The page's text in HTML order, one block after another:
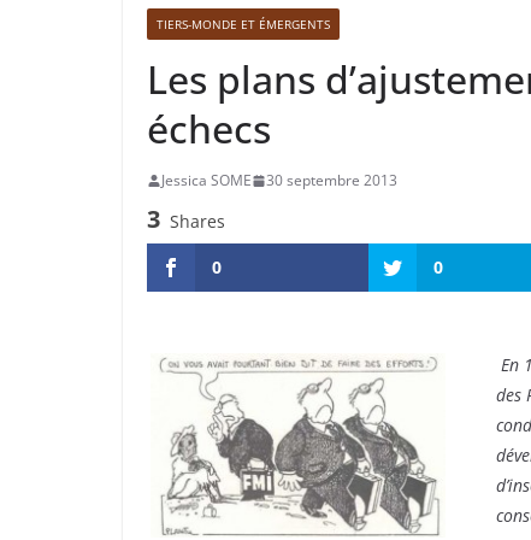
TIERS-MONDE ET ÉMERGENTS
Les plans
échecs
Jessica SOME 30 septembre 2013
3 Shares
0
0
En
des